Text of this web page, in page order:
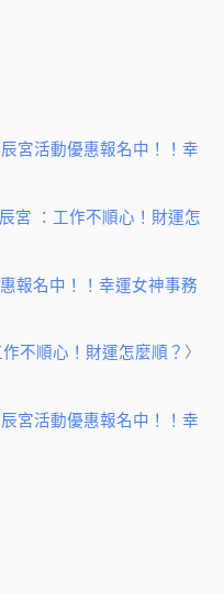
宮活動優惠報名中！！幸
宮 ：工作不順心！財運怎
報名中！！幸運女神事務
不順心！財運怎麼順？ 〉
宮活動優惠報名中！！幸